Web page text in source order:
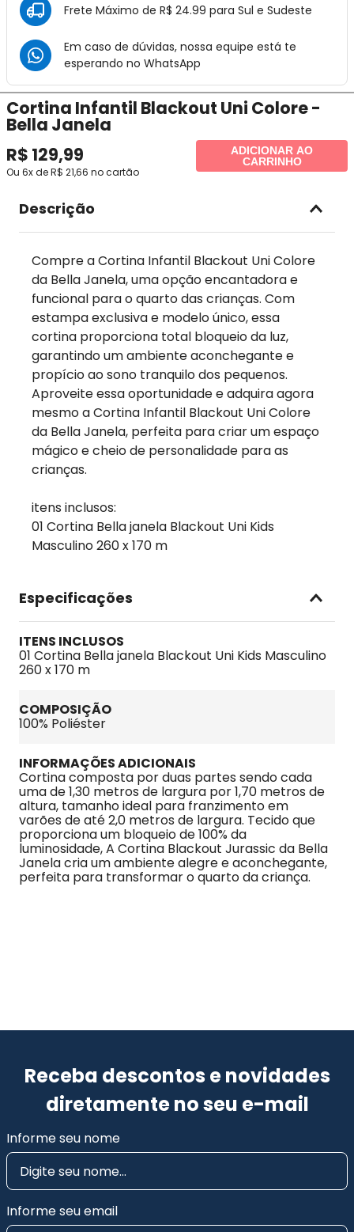
Frete Máximo de R$ 24.99 para Sul e Sudeste
Em caso de dúvidas, nossa equipe está te
esperando no WhatsApp
Cortina Infantil Blackout Uni Colore -
Bella Janela
R$ 129,99
Ou 6x deR$ 21,66 no cartão
ADICIONAR AO
CARRINHO
Descrição
Compre a Cortina Infantil Blackout Uni Colore
da Bella Janela, uma opção encantadora e
funcional para o quarto das crianças. Com
estampa exclusiva e modelo único, essa
cortina proporciona total bloqueio da luz,
garantindo um ambiente aconchegante e
propício ao sono tranquilo dos pequenos.
Aproveite essa oportunidade e adquira agora
mesmo a Cortina Infantil Blackout Uni Colore
da Bella Janela, perfeita para criar um espaço
mágico e cheio de personalidade para as
crianças.
itens inclusos:
01 Cortina Bella janela Blackout Uni Kids
Masculino 260 x 170 m
Especificações
ITENS INCLUSOS
01 Cortina Bella janela Blackout Uni Kids Masculino
260 x 170 m
COMPOSIÇÃO
100% Poliéster
INFORMAÇÕES ADICIONAIS
Cortina composta por duas partes sendo cada
uma de 1,30 metros de largura por 1,70 metros de
altura, tamanho ideal para franzimento em
varões de até 2,0 metros de largura. Tecido que
proporciona um bloqueio de 100% da
luminosidade, A Cortina Blackout Jurassic da Bella
Janela cria um ambiente alegre e aconchegante,
perfeita para transformar o quarto da criança.
Receba descontos e novidades
diretamente no seu e-mail
Informe seu nome
Informe seu email